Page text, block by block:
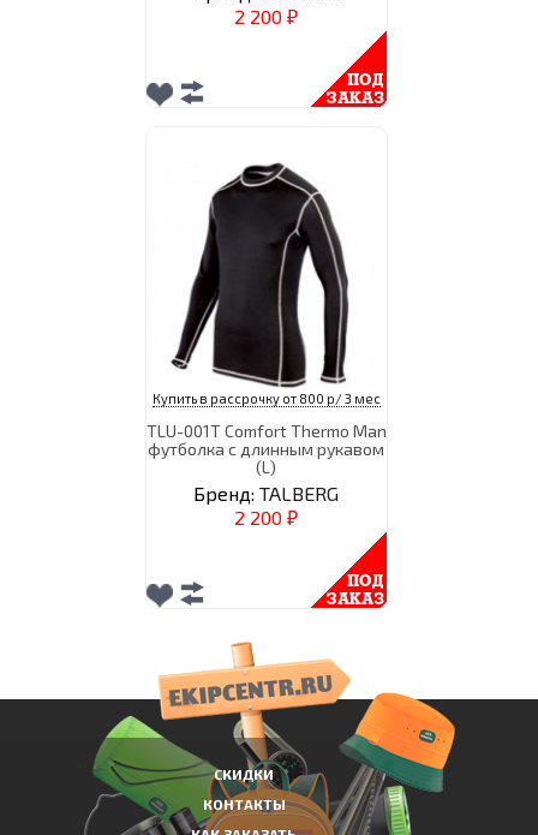
2 200 ₽
Купить в рассрочку от 800 р/ 3 мес
TLU-001T Comfort Thermo Man
футболка с длинным рукавом
(L)
Бренд: TALBERG
2 200 ₽
СКИДКИ
КОНТАКТЫ